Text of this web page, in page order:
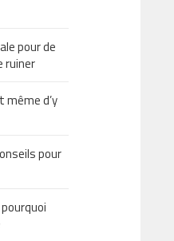
pour de
ruiner
même d’y
pour